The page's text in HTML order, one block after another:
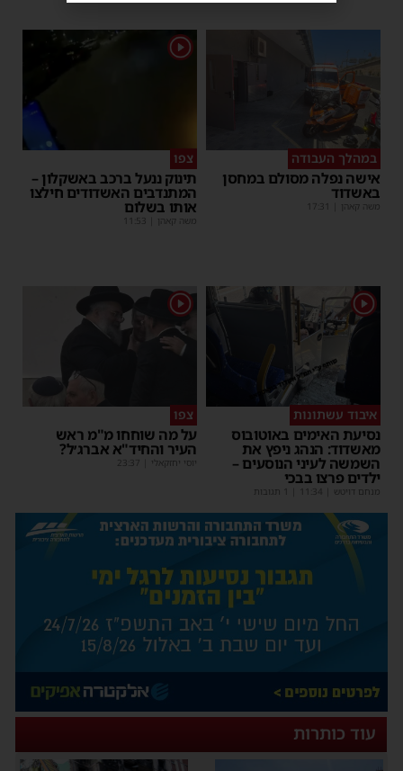
במהלך העבודה
אישה נפלה מסולם במחסן
באשדוד
משה קאהן 17:31
1
צפו
תינוק ננעל ברכב באשקלון –
המתנדבים האשדודים חילצו
אותו בשלום
משה קאהן 11:53
1
איבוד עשתונות
נסיעת האימים באוטובוס
מאשדוד: הנהג ניפץ את
השמשה לעיני הנוסעים –
ילדים פרצו בבכי
מנחם דויטש 11:34
1
צפו
על מה שוחחו מ"מ ראש
העיר והחיד"א אברג׳ל?
יוסי יחזקאלי 23:37
עוד כותרות